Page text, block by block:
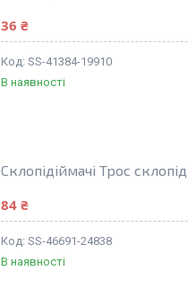
36 ₴
SS-41384-19910
В наявності
Склопідіймачі Трос
84 ₴
SS-46691-24838
В наявності